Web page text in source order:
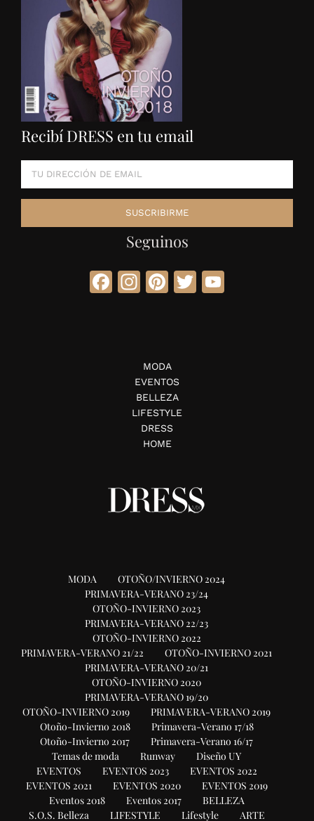
Recibí DRESS en tu email
Seguinos
Facebook
Instagram
Pinterest
Twitter
MODA
EVENTOS
BELLEZA
LIFESTYLE
DRESS
HOME
MODA
OTOÑO/INVIERNO 2024
PRIMAVERA-VERANO 23/24
OTOÑO-INVIERNO 2023
PRIMAVERA-VERANO 22/23
OTOÑO-INVIERNO 2022
PRIMAVERA-VERANO 21/22
OTOÑO-INVIERNO 2021
PRIMAVERA-VERANO 20/21
OTOÑO-INVIERNO 2020
PRIMAVERA-VERANO 19/20
OTOÑO-INVIERNO 2019
PRIMAVERA-VERANO 2019
Otoño-Invierno 2018
Primavera-Verano 17/18
Otoño-Invierno 2017
Primavera-Verano 16/17
Temas de moda
Runway
Diseño UY
EVENTOS
EVENTOS 2023
EVENTOS 2022
EVENTOS 2021
EVENTOS 2020
EVENTOS 2019
Eventos 2018
Eventos 2017
BELLEZA
S.O.S. Belleza
LIFESTYLE Lifestyle ARTE